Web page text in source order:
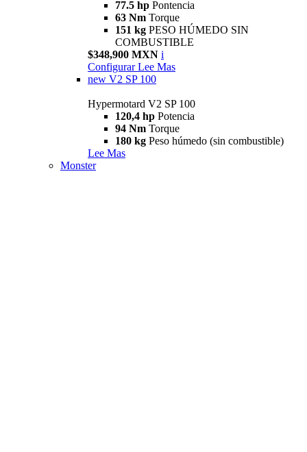
77.5 hp Pontencia
63 Nm Torque
151 kg PESO HÚMEDO SIN
COMBUSTIBLE
$348,900 MXN i
Configurar Lee Mas
new V2 SP 100
Hypermotard V2 SP 100
120,4 hp Potencia
94 Nm Torque
180 kg Peso húmedo (sin combustible)
Lee Mas
Monster